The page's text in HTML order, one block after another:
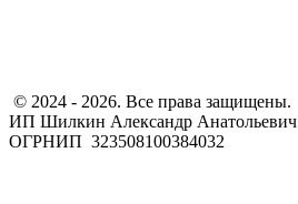
​ © 2024 - 2026. Все права защищены.
ИП Шилкин Александр Анатольевич
ОГРНИП 323508100384032